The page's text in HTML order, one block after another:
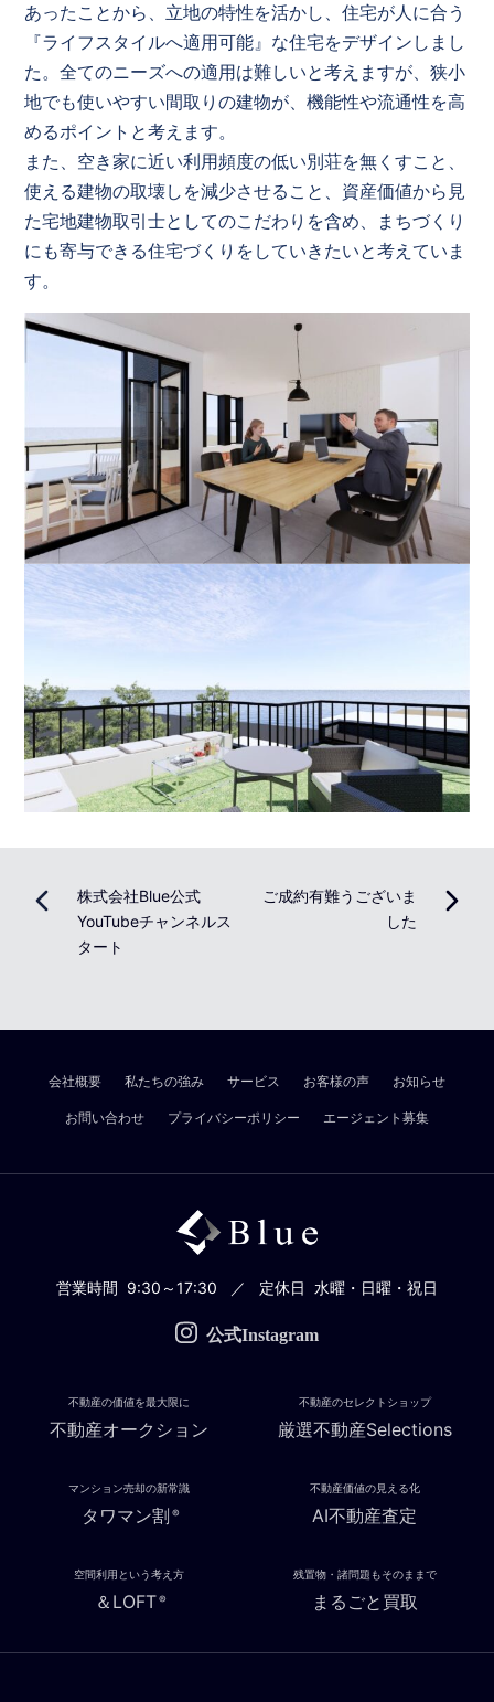
あったことから、立地の特性を活かし、住宅が人に合う
『ライフスタイルへ適用可能』な住宅をデザインしまし
た。全てのニーズへの適用は難しいと考えますが、狭小
地でも使いやすい間取りの建物が、機能性や流通性を高
めるポイントと考えます。
また、空き家に近い利用頻度の低い別荘を無くすこと、
使える建物の取壊しを減少させること、資産価値から見
た宅地建物取引士としてのこだわりを含め、まちづくり
にも寄与できる住宅づくりをしていきたいと考えていま
す。
株式会社Blue公式
YouTubeチャンネルス
タート
ご成約有難うございま
した
会社概要 私たちの強み サービス お客様の声 お知らせ
お問い合わせ プライバシーポリシー エージェント募集
営業時間 9:30～17:30 定休日 水曜・日曜・祝日
公式Instagram
不動産の価値を最大限に
不動産オークション
不動産のセレクトショップ
厳選不動産Selections
マンション売却の新常識
タワマン割 ®
不動産価値の見える化
AI不動産査定
空間利用という考え方
＆LOFT®
残置物・諸問題もそのままで
まるごと買取